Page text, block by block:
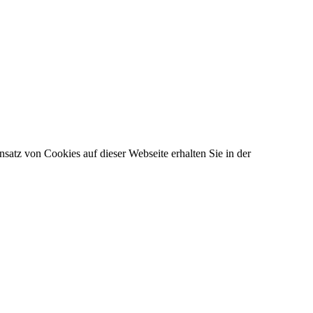
von Cookies auf dieser Webseite erhalten Sie in der